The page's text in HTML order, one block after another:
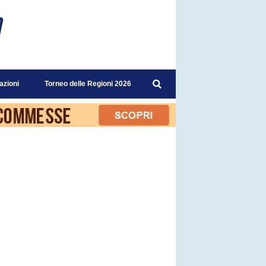
Torneo delle Regioni 2026